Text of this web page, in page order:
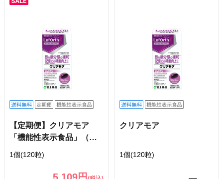
【定期便】クリアモア
「機能性表示食品」（届
1個(120粒)
クリアモア
1個(120粒)